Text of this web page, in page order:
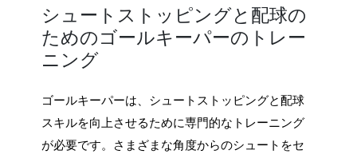
シュートストッピングと配球の
ためのゴールキーパーのトレー
ニング
ゴールキーパーは、シュートストッピングと配球
スキルを向上させるために専門的なトレーニング
が必要です。さまざまな角度からのシュートをセ